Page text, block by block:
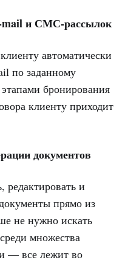
и СМС-рассылок
автоматически
по заданному
бронирования
клиенту приходит
документов
редактировать и
прямо из
не нужно искать
множества
— все лежит во